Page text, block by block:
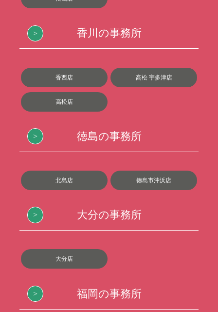
香川の事務所
香西店 高松 宇多津店
高松店
徳島の事務所
北島店 徳島市沖浜店
大分の事務所
大分店
福岡の事務所